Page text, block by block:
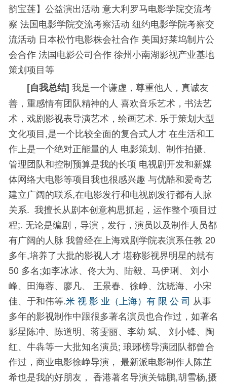
韵宝莲】公益演出活动 意大利罗马电影学院交流考
察 法国电影学院交流考察活动 纽约电影学院考察交
流活动 日本松竹电影株会社合作 美国好莱坞制片公
会合作 法国电影公司合作徐州小南湖影视产业基地
策划项目等
[自我总结] 我是一个谦虚，尊重他人，真诚友
善，重感情有团队精神的人 喜欢音乐艺术，书法艺
术，戏剧影视表导演艺术，绘画艺术. 乐于策划大型
文化项目,是一个比较全面的复合式人才在生活和工
作上是一个绝对正能量的人 电影策划、制作拍摄、
管理团队和控制预算是我的长项 电视剧开发和新媒
体网络大电影等项目我也很感兴趣 与优酷和爱奇艺
建立广阔的联系,在电影发行和电视剧发行都有人脉
关系. 我擅长从剧本创意构思抓起，运作整个项目过
程;. 无论是编剧，导演，发行，演员以及制作人员都
有广阔的人脉 我曾经在上海戏剧学院表演系任教 20
多年,培养了大批的影视人才堪称影视界明星的就有
50 多名;如李冰冰、佟大为、陆毅、马伊琍、 刘小
峰、田海蓉、廖凡、 王景春、徐峥、沈晓海、小宋
佳、于和伟等.米 视 影 业（上海）有 限 公 司 从事
多年的影视制作中跟很多著名演员也合作过，如著名
影星陈冲、陈道明、蒋雯丽、李幼 斌、 刘小锋、陶
红、牛犇等一大批知名演员; 琅琊榜导演团队都曾合
作过，商业电影徐峥导演， 最新派电影制作人陈芷
希也是我的好朋友， 香港著名导演关锦鹏,胡雪杨,摄